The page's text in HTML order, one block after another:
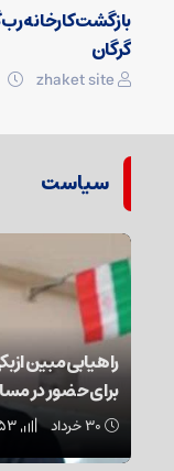
بازگشت کارخانه
گرگان
zhaket site
سیاست
راهیابی مبین
برای حضور در
53 بازدید